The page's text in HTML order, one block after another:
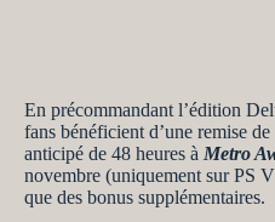
En précommandant l’édition
fans bénéficient d’une remise
anticipé de 48 heures à Metro
novembre (uniquement sur PS
que des bonus supplémentaires.